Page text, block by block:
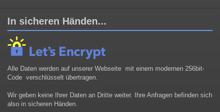
In sicheren Händen...
Alle Daten werden auf unserer Webseite mit einem modernen 256bit-
Code verschlüsselt übertragen.
Wir geben keine Ihrer Daten an Dritte weiter. Ihre Anfragen befinden sich
also in sicheren Händen.